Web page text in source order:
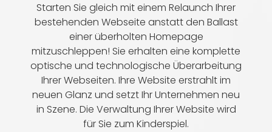
Starten Sie gleich mit einem Relaunch Ihrer
bestehenden Webseite anstatt den Ballast
einer überholten Homepage
mitzuschleppen! Sie erhalten eine komplette
optische und technologische Überarbeitung
Ihrer Webseiten. Ihre Website erstrahlt im
neuen Glanz und setzt Ihr Unternehmen neu
in Szene. Die Verwaltung Ihrer Website wird
für Sie zum Kinderspiel.